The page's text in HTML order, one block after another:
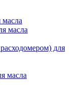
масла
для
масла